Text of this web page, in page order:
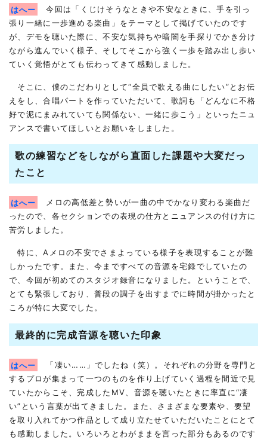
はへー
今回は「くじけそうなときや不安なときに、手を引っ
張り一緒に一歩進める楽曲」をテーマとして掲げていたのです
が、デモを聴いた際に、不安な気持ちや暗闇を手探りでかき分け
ながら進んでいく様子、そしてそこから強く一歩を踏み出し歩い
ていく覚悟がとても伝わってきて感動しました。
そこに、僕のこだわりとして“全員で歌える曲にしたい”とお伝
えをし、合唱パートを作っていただいて、歌詞も「どんなに不格
好で泥にまみれていても関係ない、一緒に歩こう」といったニュ
アンスで書いてほしいとお願いをしました。
歌の練習などをしながら直面した課題や大変だっ
たこと
はへー
メロの高低差と勢いが一曲の中でかなり変わる楽曲だ
ったので、各セクションでの表現の仕方とニュアンスの付け方に
苦労しました。
特に、Aメロの不安でさまよっている様子を表現することが難
しかったです。また、今まですべての音源を宅録でしていたの
で、今回が初めてのスタジオ録音になりました。ということで、
とても緊張しており、普段の調子を出すまでに時間が掛かったと
ころが特に大変でした。
最終的に完成音源を聴いた印象
はへー
「凄い……」でしたね（笑）。それぞれの分野を専門と
するプロが集まって一つのものを作り上げていく過程を間近で見
ていたからこそ、完成したMV、音源を聴いたときに率直に“凄
い”という言葉が出てきました。また、さまざまな要素や、要望
を取り入れてかつ作品として成り立たせていただいたことにとて
も感動しました。いろいろとわがままを言った部分もあるのです